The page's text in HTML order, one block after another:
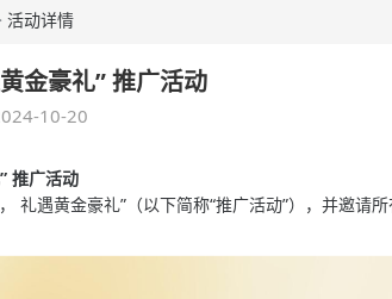
活动详情
金豪礼” 推广活动
10-20
推广活动
礼遇黄金豪礼”（以下简称“推广活动”），并邀